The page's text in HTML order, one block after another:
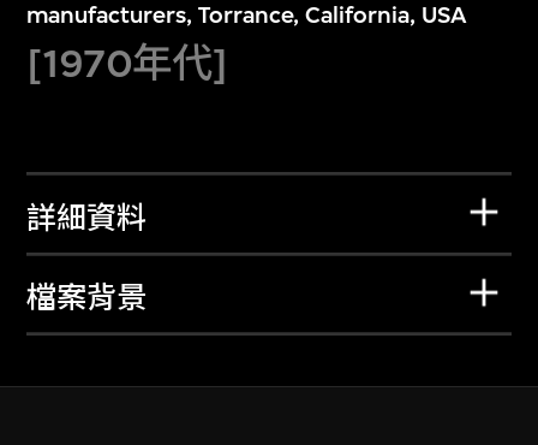
manufacturers, Torrance, California, USA
[1970年代]
詳細資料
檔案背景